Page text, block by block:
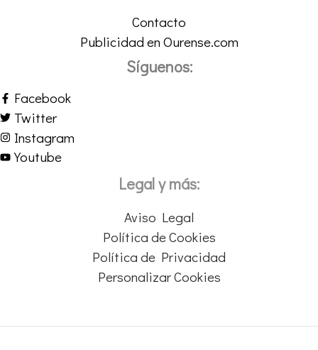
Contacto
Publicidad en Ourense.com
Síguenos:
Facebook
Twitter
Instagram
Youtube
Legal y más:
Aviso Legal
Política de Cookies
Política de Privacidad
Personalizar Cookies